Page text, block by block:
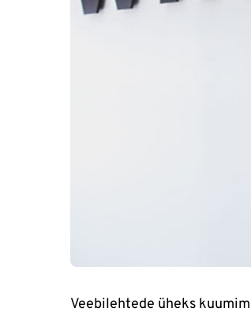
Veebilehtede üheks